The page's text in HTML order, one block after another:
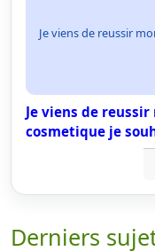
Je viens de reussir
Je viens de
cosmetique je
Derniers